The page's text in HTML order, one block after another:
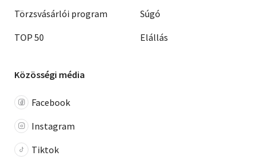
Törzsvásárlói program
TOP 50
Súgó
Elállás
Közösségi média
Facebook
Instagram
Tiktok